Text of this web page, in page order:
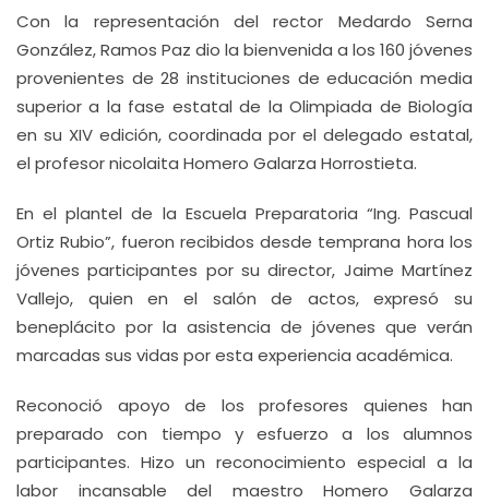
Con la representación del rector Medardo Serna
González, Ramos Paz dio la bienvenida a los 160 jóvenes
provenientes de 28 instituciones de educación media
superior a la fase estatal de la Olimpiada de Biología
en su XIV edición, coordinada por el delegado estatal,
el profesor nicolaita Homero Galarza Horrostieta.
En el plantel de la Escuela Preparatoria “Ing. Pascual
Ortiz Rubio”, fueron recibidos desde temprana hora los
jóvenes participantes por su director, Jaime Martínez
Vallejo, quien en el salón de actos, expresó su
beneplácito por la asistencia de jóvenes que verán
marcadas sus vidas por esta experiencia académica.
Reconoció apoyo de los profesores quienes han
preparado con tiempo y esfuerzo a los alumnos
participantes. Hizo un reconocimiento especial a la
labor incansable del maestro Homero Galarza